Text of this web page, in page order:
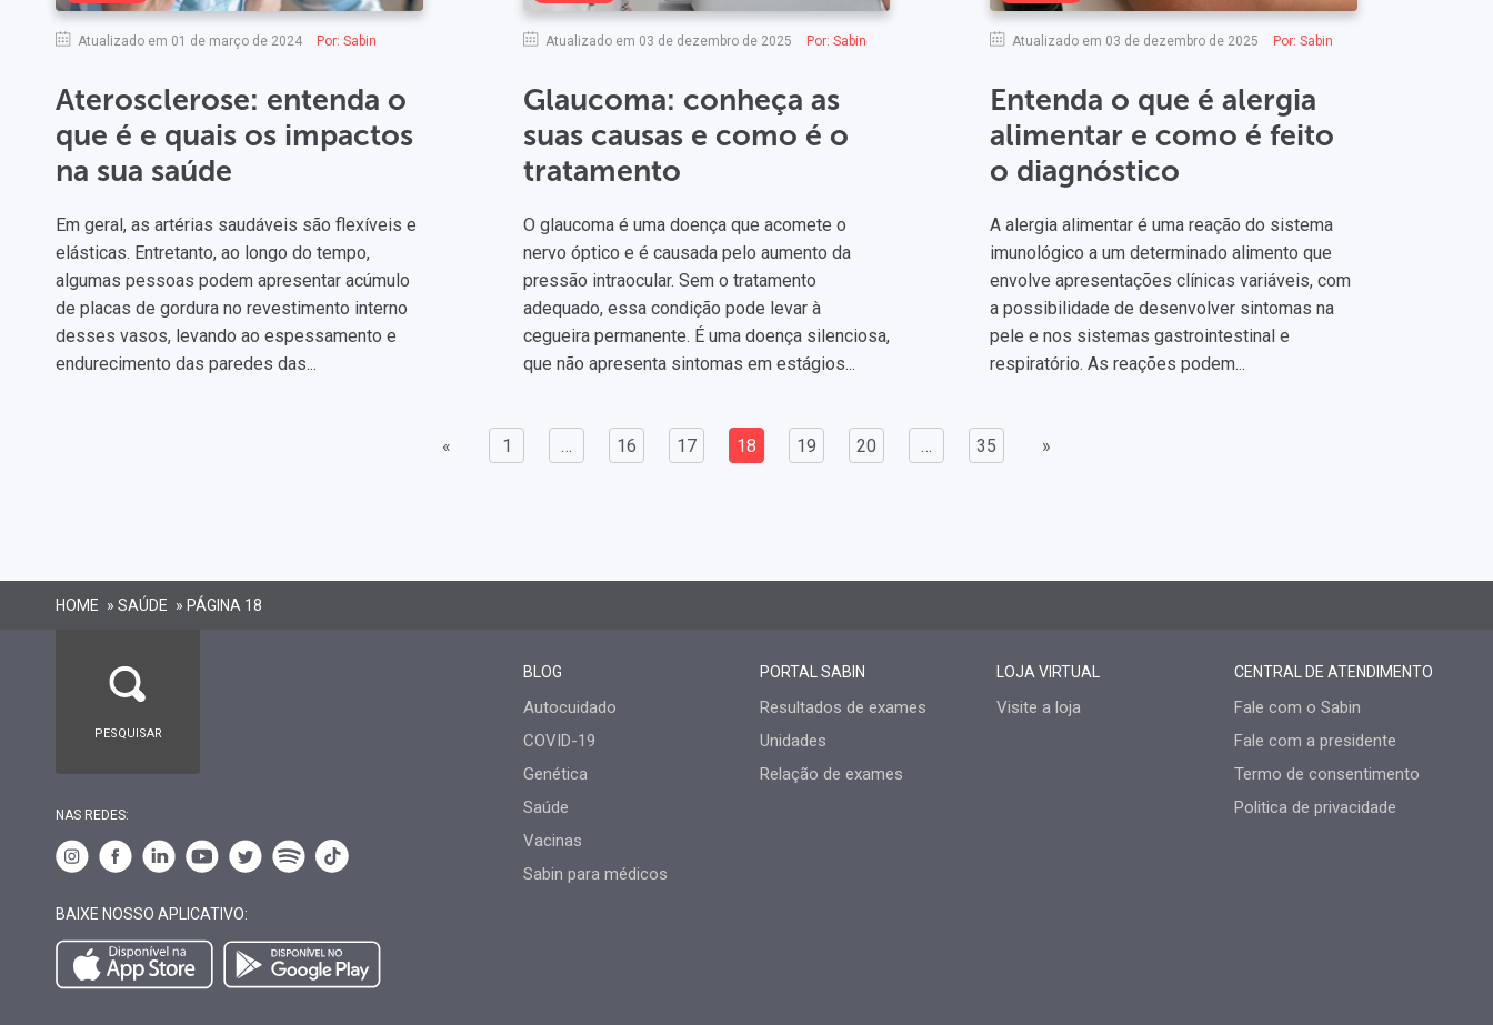
Atualizado em 01 de março de 2024 Por: Sabin
Aterosclerose: entenda o
que é e quais os impactos
na sua saúde
Em geral, as artérias saudáveis ​​são flexíveis e
elásticas. Entretanto, ao longo do tempo,
algumas pessoas podem apresentar acúmulo
de placas de gordura no revestimento interno
desses vasos, levando ao espessamento e
endurecimento das paredes das...
Atualizado em 03 de dezembro de 2025 Por: Sabin
Glaucoma: conheça as
suas causas e como é o
tratamento
O glaucoma é uma doença que acomete o
nervo óptico e é causada pelo aumento da
pressão intraocular. Sem o tratamento
adequado, essa condição pode levar à
cegueira permanente. É uma doença silenciosa,
que não apresenta sintomas em estágios...
Atualizado em 03 de dezembro de 2025 Por: Sabin
Entenda o que é alergia
alimentar e como é feito
o diagnóstico
A alergia alimentar é uma reação do sistema
imunológico a um determinado alimento que
envolve apresentações clínicas variáveis, com
a possibilidade de desenvolver sintomas na
pele e nos sistemas gastrointestinal e
respiratório. As reações podem...
« 1 … 16 17 18 19 20 … 35 »
HOME » SAÚDE » PÁGINA 18
NAS REDES:
BLOG
Autocuidado
COVID-19
Genética
Saúde
Vacinas
Sabin para médicos
PORTAL SABIN
Resultados de exames
Unidades
Relação de exames
LOJA VIRTUAL
Visite a loja
CENTRAL DE ATENDIMENTO
Fale com o Sabin
Fale com a presidente
Termo de consentimento
Politica de privacidade
BAIXE NOSSO APLICATIVO: